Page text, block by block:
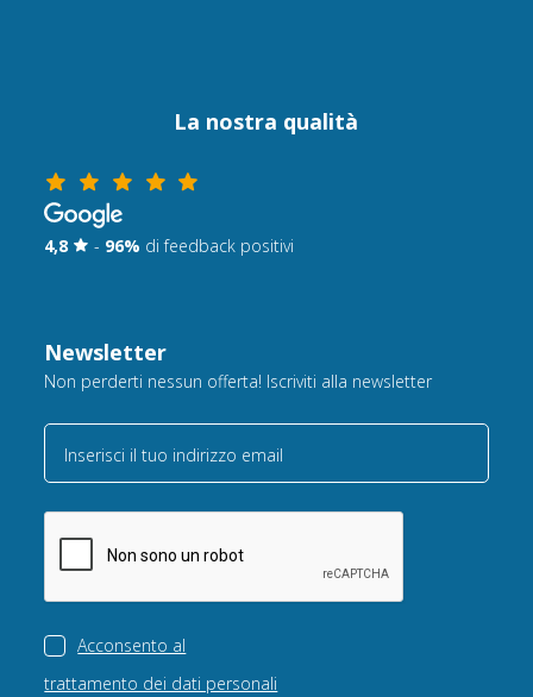
La nostra qualità
4,8 - 96% di feedback positivi
Newsletter
Non perderti nessun offerta! Iscriviti alla newsletter
Inserisci il tuo indirizzo email
Acconsento al
trattamento dei dati personali